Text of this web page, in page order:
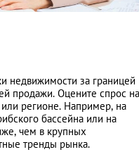
недвижимости за границей
продажи. Оцените спрос на
регионе. Например, на
бассейна или на
чем в крупных
тренды рынка.